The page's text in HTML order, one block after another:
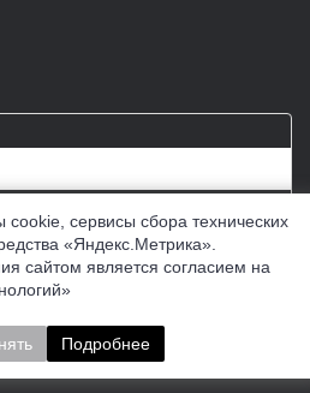
Подписаться
Контакты
данных
рекламно-информационных
сервисы сбора технических
«Яндекс.Метрика».
сайтом является согласием на
Подробнее